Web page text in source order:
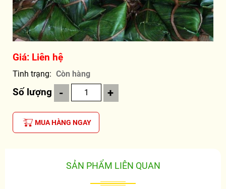
Giá: Liên hệ
Tình trạng Còn hàng
Số lượng - +
MUA HÀNG NGAY
SẢN PHẨM LIÊN QUAN